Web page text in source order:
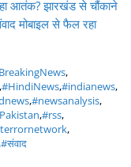
आतंक? झारखंड से चौंकाने
मोबाइल से फैल रहा
,
#HindiNews,#indianews,
,#newsanalysis,
,#rss,
,
#संवाद